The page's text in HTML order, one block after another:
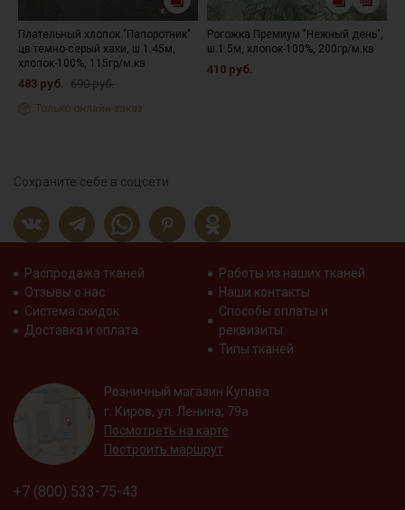
Плательный хлопок "Папоротник"
цв.темно-серый хаки, ш.1.45м,
хлопок-100%, 115гр/м.кв
483 руб. 690 руб.
Только онлайн-заказ
Рогожка Премиум "Нежный день",
ш.1.5м, хлопок-100%, 200гр/м.кв
410 руб.
Сохраните себе в соцсети
Распродажа тканей
Отзывы о нас
Система скидок
Доставка и оплата
Работы из наших тканей
Наши контакты
Способы оплаты и
реквизиты
Типы тканей
Розничный магазин Купава
г. Киров, ул. Ленина, 79а
Посмотреть на карте
Построить маршрут
+7 (800) 533-75-43